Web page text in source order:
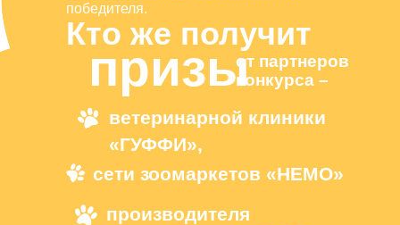
ветеринарной клиники
«ГУФФИ»,
победителя.
Кто же получит
сети зоомаркетов «НЕМО»
производителя
от партнеров
конкурса –
призы